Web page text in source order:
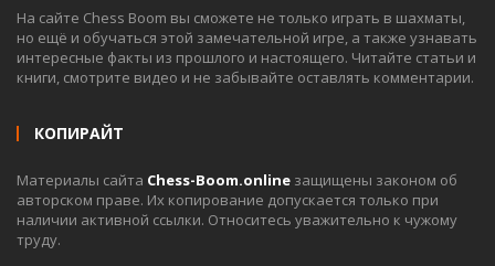
На сайте Chess Boom вы сможете не только играть в шахматы,
но ещё и обучаться этой замечательной игре, а также узнавать
интересные факты из прошлого и настоящего. Читайте статьи и
книги, смотрите видео и не забывайте оставлять комментарии.
КОПИРАЙТ
Материалы сайта Chess-Boom.online защищены законом об
авторском праве. Их копирование допускается только при
наличии активной ссылки. Относитесь уважительно к чужому
труду.